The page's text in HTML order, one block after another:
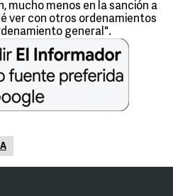
mucho menos en la sanción a
ver con otros ordenamientos
general".